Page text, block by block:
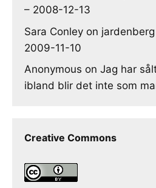
– 2008-12-13
Sara Conley on
2009-11-10
Anonymous on Jag har
ibland blir det inte som
Creative Commons